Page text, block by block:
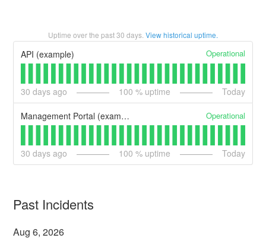
Uptime over the past30 days. View historical uptime.
API (example) Operational
30 days ago 100 % uptime Today
Management Portal (example) Operational
30 days ago 100 % uptime Today
Past Incidents
Aug6,2026